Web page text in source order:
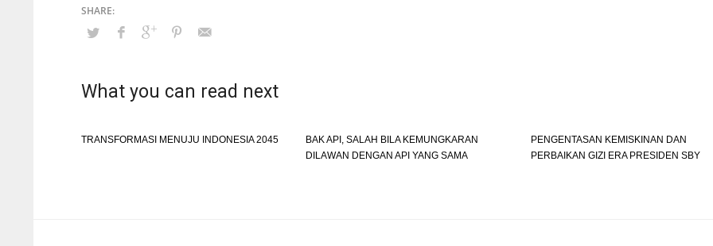
What you can read next
TRANSFORMASI MENUJU INDONESIA 2045
BAK API, SALAH BILA KEMUNGKARAN
DILAWAN DENGAN API YANG SAMA
PENGENTASAN KEMISKINAN DAN
PERBAIKAN GIZI ERA PRESIDEN SBY